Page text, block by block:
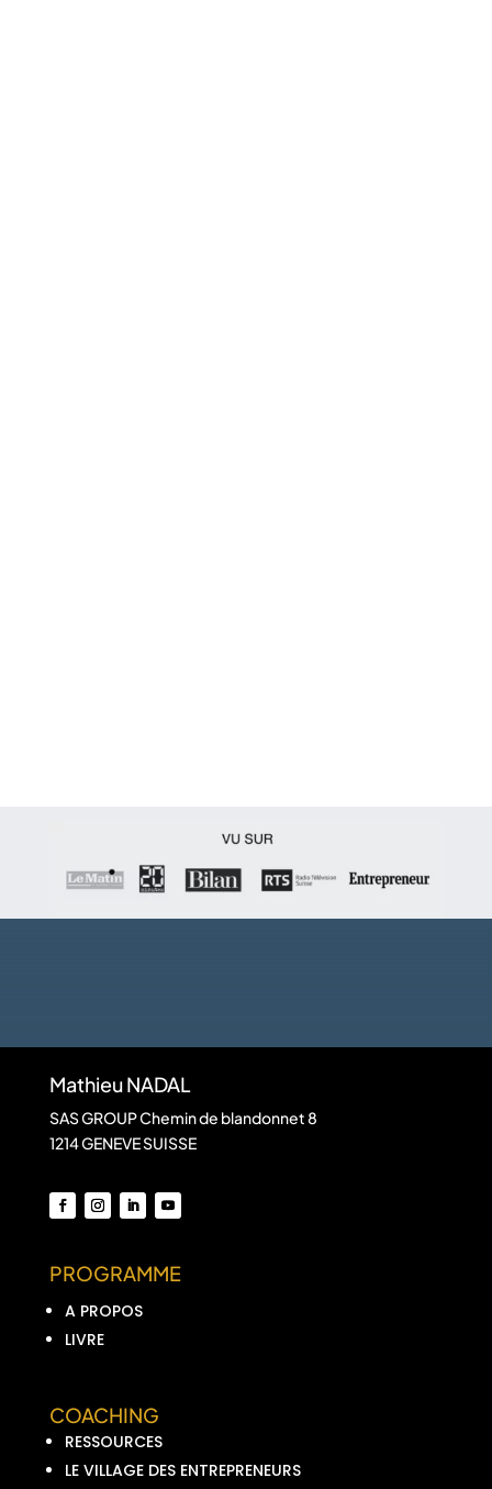
Mathieu NADAL
SAS GROUP Chemin de blandonnet 8
1214 GENEVE SUISSE
PROGRAMME
A PROPOS
LIVRE
COACHING
RESSOURCES
LE VILLAGE DES ENTREPRENEURS